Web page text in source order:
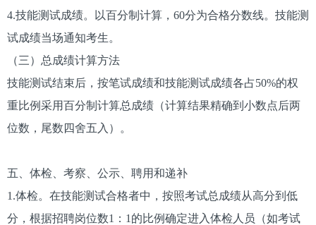
4.技能测试成绩。以百分制计算，60分为合格分数线。技能测
试成绩当场通知考生。
（三）总成绩计算方法
技能测试结束后，按笔试成绩和技能测试成绩各占50%的权
重比例采用百分制计算总成绩（计算结果精确到小数点后两
位数，尾数四舍五入）。
五、体检、考察、公示、聘用和递补
1.体检。在技能测试合格者中，按照考试总成绩从高分到低
分，根据招聘岗位数1：1的比例确定进入体检人员（如考试